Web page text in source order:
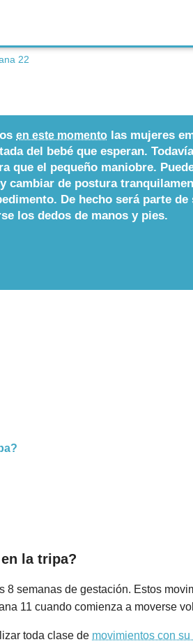
22
en este momento las mujeres
del bebé que esperan.
que el pequeño maniobre.
cambiar de postura
De hecho será parte
los dedos de manos y pies.
la tripa?
semanas de gestación. Estos
11 cuando comienza a moverse
toda clase de movimientos con su